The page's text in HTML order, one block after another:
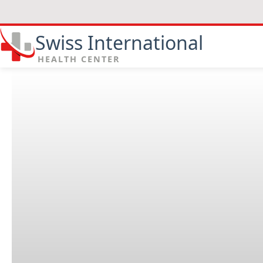
Swiss International
HEALTH CENTER